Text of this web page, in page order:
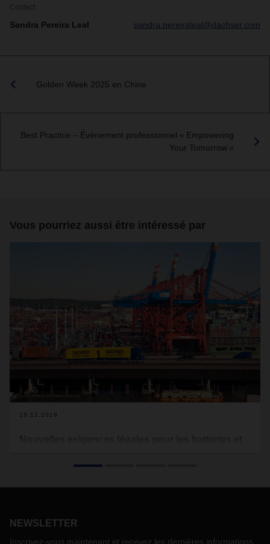
Contact
Sandra Pereira Leal sandra.pereiraleal@dachser.com
Golden Week 2025 en Chine
Best Practice – Événement professionnel « Empowering
Your Tomorrow »
Vous pourriez aussi être intéressé par
16.12.2019
lithium, elles doivent réussir certains tests. Ces tests
d'autres influences pouvant survenir pendant le transport.
Le 1er janvier 2020, des exigences plus strictes pour les
NEWSLETTER
Inscrivez-vous maintenant et recevez les dernières informations